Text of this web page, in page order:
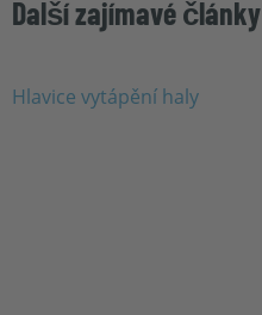
Další zajímavé články